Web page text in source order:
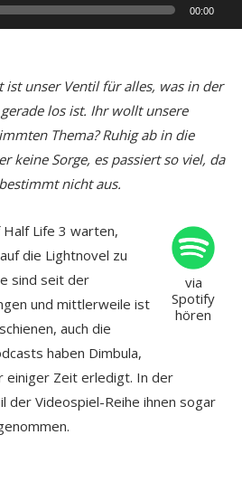
00:00
ist unser Ventil für alles, was in der
los ist. Ihr wollt unsere
Thema? Ruhig ab in die
keine Sorge, es passiert so viel, da
nicht aus.
via
Spotify
hören
Half Life 3 warten,
die Lightnovel zu
sind seit der
und mittlerweile ist
auch die
haben Dimbula,
einiger Zeit erledigt. In der
der Videospiel-Reihe ihnen sogar